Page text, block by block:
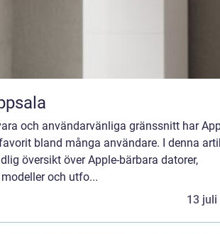
och användarvänliga gränssnitt har
bland många användare. I denna
översikt över Apple-bärbara datorer,
och utfo...
13 juli